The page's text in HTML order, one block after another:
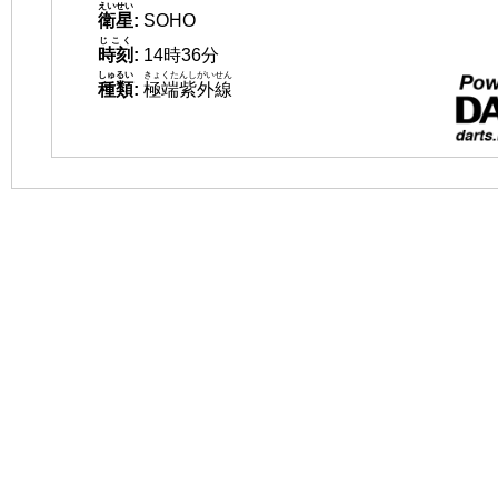
衛星
えいせい
: SOHO
時刻
じこく
: 14時36分
種類
しゅるい
: 極端紫外線
きょくたんしがいせん